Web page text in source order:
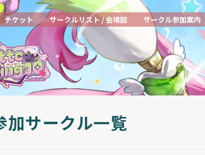
チケット サークルリスト / 会場図 サークル参加案内
加サークル一覧